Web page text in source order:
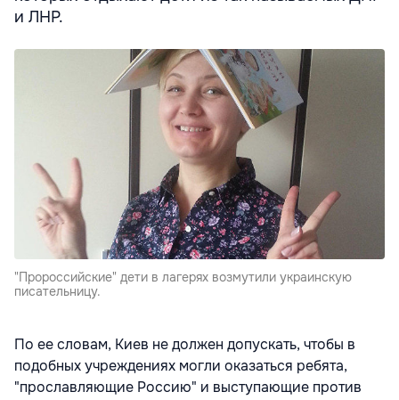
и ЛНР.
"Пророссийские" дети в лагерях возмутили украинскую
писательницу.
По ее словам, Киев не должен допускать, чтобы в
подобных учреждениях могли оказаться ребята,
"прославляющие Россию" и выступающие против